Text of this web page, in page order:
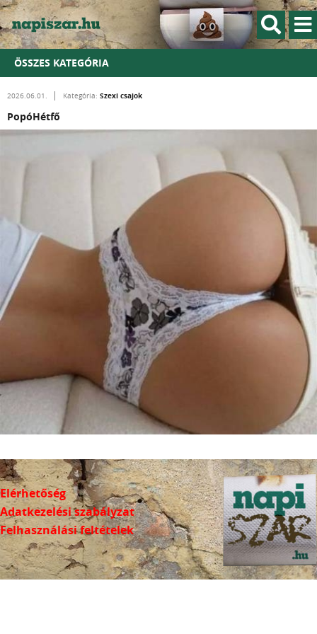
ÖSSZES KATEGÓRIA
2026.06.01. Kategória: Szexi csajok
PopóHétfő
Elérhetőség
Adatkezelési szabályzat
Felhasználási feltételek